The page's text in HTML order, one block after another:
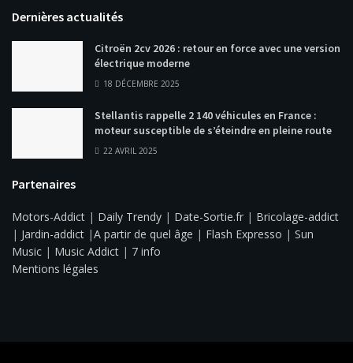
Dernières actualités
Citroën 2cv 2026 : retour en force avec une version
électrique moderne
18 DÉCEMBRE 2025
Stellantis rappelle 2 140 véhicules en France :
moteur susceptible de s’éteindre en pleine route
22 AVRIL 2025
Partenaires
Motors-Addict | Daily Trendy | Date-Sortie.fr | Bricolage-addict
| Jardin-addict |A partir de quel âge | Flash Expresso | Sun
Music | Music Addict | 7 info
Mentions légales